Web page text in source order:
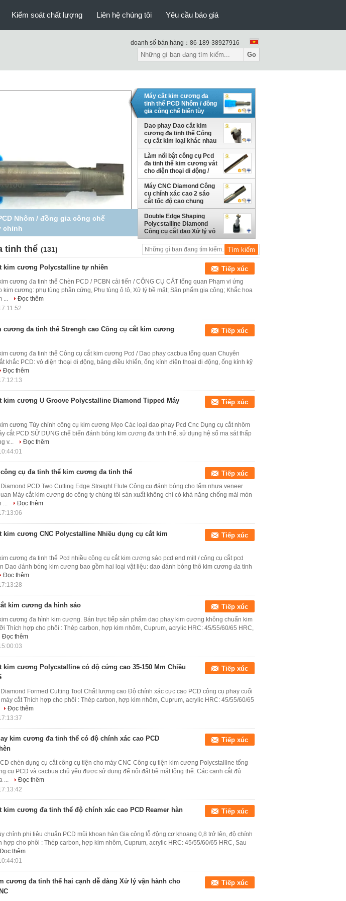
Kiểm soát chất lượng Liên hệ chúng tôi Yêu cầu báo giá
doanh số bán hàng： 86-189-38927916
Go
tinh thể Công cụ cắt kim loại
Máy cắt kim cương đa
tinh thể PCD Nhôm / đồng
gia công chế biến tùy
chỉnh
Dao phay Dao cắt kim
cương đa tinh thể Công
cụ cắt kim loại khác nhau
Làm nổi bật công cụ Pcd
đa tinh thể kim cương vát
cho điện thoại di động /
máy tính xách tay
Máy CNC Diamond Công
cụ chính xác cao 2 sáo
cắt tốc độ cao chung
Double Edge Shaping
Polycstalline Diamond
Công cụ cắt dao Xử lý vỏ
điện thoại di động
tinh thể (131)
kim cương Polycstalline tự nhiên Tiếp xúc
cương đa tinh thể Chèn PCD / PCBN cải tiến / CÔNG CỤ CẮT tổng quan Phạm vi ứng
kim cương: phụ tùng phần cứng, Phụ tùng ô tô, Xử lý bề mặt; Sản phẩm gia công; Khắc hoa
...
Đọc thêm
cương đa tinh thể Strengh cao Công cụ cắt kim cương
Tiếp xúc
cương đa tinh thể Công cụ cắt kim cương Pcd / Dao phay cacbua tổng quan Chuyên
khắc PCD: vỏ điện thoại di động, bảng điều khiển, ống kính điện thoại di động, ống kính kỹ
Đọc thêm
kim cương U Groove Polycstalline Diamond Tipped Máy
Tiếp xúc
cương Tùy chỉnh công cụ kim cương Mẹo Các loại dao phay Pcd Cnc Dụng cụ cắt nhôm
cắt PCD SỬ DỤNG chế biến đánh bóng kim cương đa tinh thể, sử dụng hệ số ma sát thấp
v...
Đọc thêm
cụ đa tinh thể kim cương đa tinh thể Tiếp xúc
PCD Two Cutting Edge Straight Flute Công cụ đánh bóng cho tấm nhựa veneer
Máy cắt kim cương do công ty chúng tôi sản xuất không chỉ có khả năng chống mài mòn
...
Đọc thêm
kim cương CNC Polycstalline Nhiều dụng cụ cắt kim
Tiếp xúc
cương đa tinh thể Pcd nhiều công cụ cắt kim cương sáo pcd end mill / công cụ cắt pcd
Dao đánh bóng kim cương bao gồm hai loại vật liệu: dao đánh bóng thô kim cương đa tinh
Đọc thêm
kim cương đa hình sáo Tiếp xúc
cương đa hình kim cương. Bán trực tiếp sản phẩm dao phay kim cương không chuẩn kim
Thích hợp cho phôi : Thép carbon, hợp kim nhôm, Cuprum, acrylic HRC: 45/55/60/65 HRC,
Đọc thêm
kim cương Polycstalline có độ cứng cao 35-150 Mm Chiều
Tiếp xúc
Formed Cutting Tool Chất lượng cao Độ chính xác cực cao PCD công cụ phay cuối
cắt Thích hợp cho phôi : Thép carbon, hợp kim nhôm, Cuprum, acrylic HRC: 45/55/60/65
Đọc thêm
kim cương đa tinh thể có độ chính xác cao PCD
Tiếp xúc
chèn dụng cụ cắt công cụ tiện cho máy CNC Công cụ tiện kim cương Polycstalline tổng
cụ PCD và cacbua chủ yếu được sử dụng để nối đất bề mặt tổng thể. Các cạnh cắt đủ
...
Đọc thêm
kim cương đa tinh thể độ chính xác cao PCD Reamer hàn
Tiếp xúc
chỉnh phi tiêu chuẩn PCD mũi khoan hàn Gia công lỗ động cơ khoang 0,8 trở lên, độ chính
hợp cho phôi : Thép carbon, hợp kim nhôm, Cuprum, acrylic HRC: 45/55/60/65 HRC, Sau
Đọc thêm
cương đa tinh thể hai cạnh dễ dàng Xử lý vận hành cho
Tiếp xúc